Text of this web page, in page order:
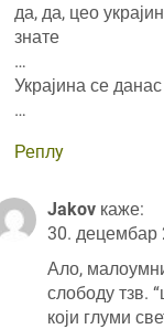
да, да, цео
знате
…
Украјина се
…
Реплy
Jakov каже:
30. децембар
Ало,
слободу тзв.
који глуми